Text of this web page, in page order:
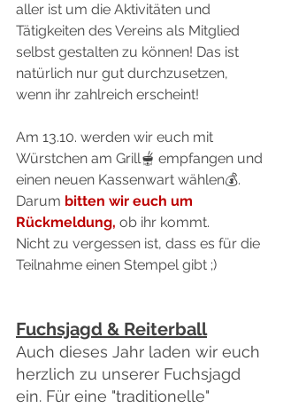
aller ist um die Aktivitäten und
Tätigkeiten des Vereins als Mitglied
selbst gestalten zu können! Das ist
natürlich nur gut durchzusetzen,
wenn ihr zahlreich erscheint!
Am 13.10. werden wir euch mit
Würstchen am Grill🫕 empfangen und
einen neuen Kassenwart wählen💰.
Darum bitten wir euch um
Rückmeldung, ob ihr kommt.
Nicht zu vergessen ist, dass es für die
Teilnahme einen Stempel gibt ;)
Fuchsjagd & Reiterball
Auch dieses Jahr laden wir euch
herzlich zu unserer Fuchsjagd
ein. Für eine "traditionelle"